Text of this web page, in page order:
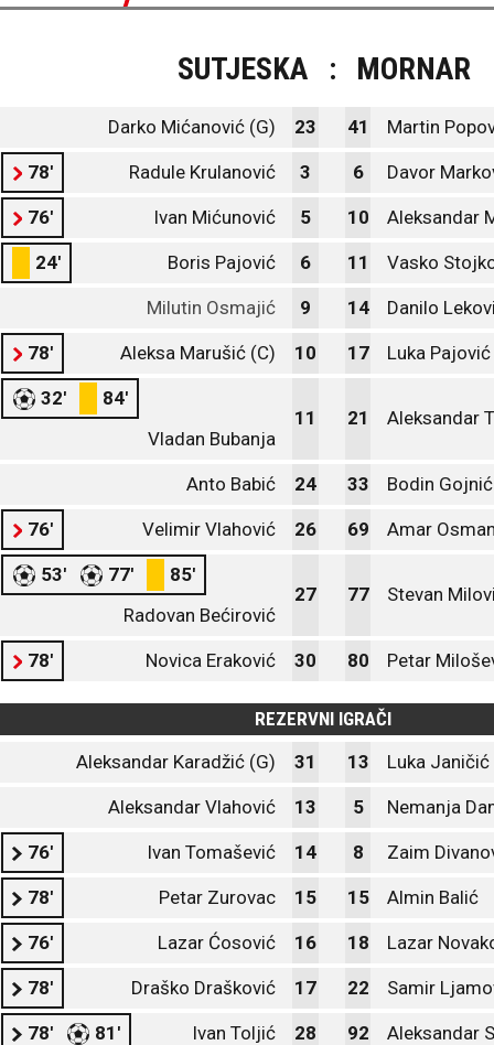
SUTJESKA : MORNAR
Darko Mićanović (G) 23 41 Martin
78' Radule Krulanović 3 6 Davor
76' Ivan Mićunović 5 10 Aleksandar
24' Boris Pajović 6 11 Vasko
Milutin Osmajić 9 14 Danilo
78' Aleksa Marušić (C) 10 17 Luka Pajović
32'
84'
Vladan Bubanja
11 21 Aleksandar
Anto Babić 24 33 Bodin Gojnić
76' Velimir Vlahović 26 69 Amar
53' 77'
85'
Radovan Bećirović
27 77 Stevan
78' Novica Eraković 30 80 Petar
REZERVNI IGRAČI
Aleksandar Karadžić (G)
31 13 Luka Janičić
Aleksandar Vlahović 13 5 Nemanja
76' Ivan Tomašević 14 8 Zaim
78' Petar Zurovac 15 15 Almin Balić
76' Lazar Ćosović 16 18 Lazar
78' Draško Drašković 17 22 Samir
78' 81' Ivan Toljić 28 92 Aleksandar